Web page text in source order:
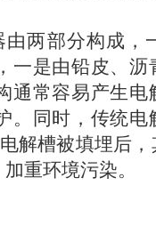
两部分构成，
一是由铅皮、沥
通常容易产生电
。同时，传统电
解槽被填埋后
重环境污染。